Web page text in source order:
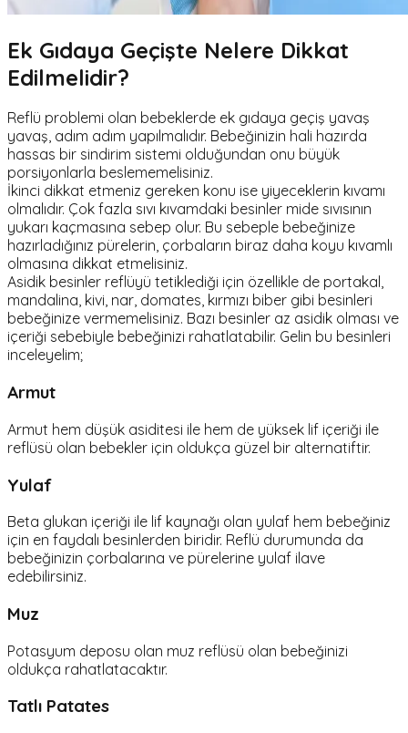
Ek Gıdaya Geçişte Nelere Dikkat
Edilmelidir?
Reflü problemi olan bebeklerde ek gıdaya geçiş yavaş
yavaş, adım adım yapılmalıdır. Bebeğinizin hali hazırda
hassas bir sindirim sistemi olduğundan onu büyük
porsiyonlarla beslememelisiniz.
İkinci dikkat etmeniz gereken konu ise yiyeceklerin kıvamı
olmalıdır. Çok fazla sıvı kıvamdaki besinler mide sıvısının
yukarı kaçmasına sebep olur. Bu sebeple bebeğinize
hazırladığınız pürelerin, çorbaların biraz daha koyu kıvamlı
olmasına dikkat etmelisiniz.
Asidik besinler reflüyü tetiklediği için özellikle de portakal,
mandalina, kivi, nar, domates, kırmızı biber gibi besinleri
bebeğinize vermemelisiniz. Bazı besinler az asidik olması ve
içeriği sebebiyle bebeğinizi rahatlatabilir. Gelin bu besinleri
inceleyelim;
Armut
Armut hem düşük asiditesi ile hem de yüksek lif içeriği ile
reflüsü olan bebekler için oldukça güzel bir alternatiftir.
Yulaf
Beta glukan içeriği ile lif kaynağı olan yulaf hem bebeğiniz
için en faydalı besinlerden biridir. Reflü durumunda da
bebeğinizin çorbalarına ve pürelerine yulaf ilave
edebilirsiniz.
Muz
Potasyum deposu olan muz reflüsü olan bebeğinizi
oldukça rahatlatacaktır.
Tatlı Patates